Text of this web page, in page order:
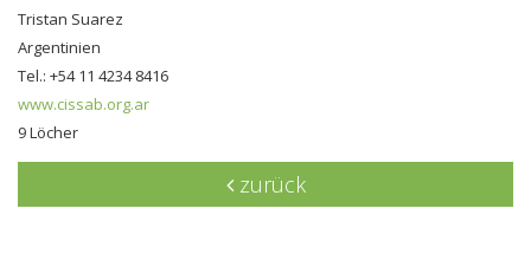
Tristan Suarez
Argentinien
Tel.: +54 11 4234 8416
www.cissab.org.ar
9 Löcher
zurück